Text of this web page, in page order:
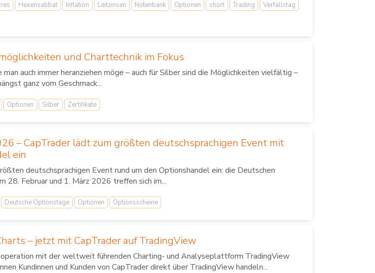
Hexensabbat Inflation Leitzinsen Notenbank Optionen short Trading
Verfallstag
und Charttechnik im Fokus
auch immer heranziehen möge – auch für Silber sind die Möglichkeiten vielfältig –
ganz vom Geschmack...
Optionen Silber Zertifikate
– CapTrader lädt zum größten deutschsprachigen Event mit
ein
deutschsprachigen Event rund um den Optionshandel ein: die Deutschen
28. Februar und 1. März 2026 treffen sich im...
Deutsche Optionstage Optionen Optionsscheine
– jetzt mit CapTrader auf TradingView
mit der weltweit führenden Charting- und Analyseplattform TradingView
Kundinnen und Kunden von CapTrader direkt über TradingView handeln...